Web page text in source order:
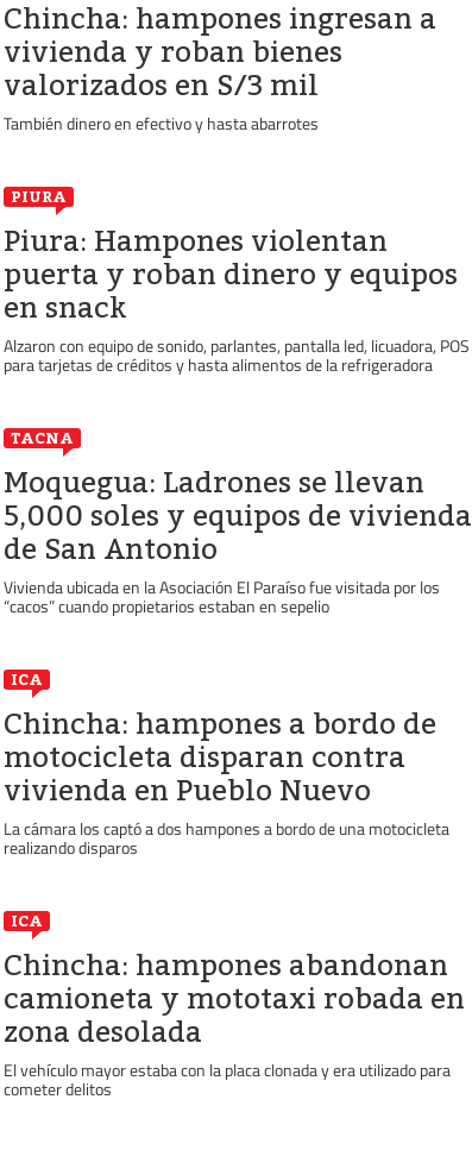
Chincha: hampones ingresan a
vivienda y roban bienes
valorizados en S/3 mil
También dinero en efectivo y hasta abarrotes
PIURA
Piura: Hampones violentan
puerta y roban dinero y equipos
en snack
Alzaron con equipo de sonido, parlantes, pantalla led, licuadora, POS
para tarjetas de créditos y hasta alimentos de la refrigeradora
TACNA
Moquegua: Ladrones se llevan
5,000 soles y equipos de vivienda
de San Antonio
Vivienda ubicada en la Asociación El Paraíso fue visitada por los
“cacos” cuando propietarios estaban en sepelio
ICA
Chincha: hampones a bordo de
motocicleta disparan contra
vivienda en Pueblo Nuevo
La cámara los captó a dos hampones a bordo de una motocicleta
realizando disparos
ICA
Chincha: hampones abandonan
camioneta y mototaxi robada en
zona desolada
El vehículo mayor estaba con la placa clonada y era utilizado para
cometer delitos